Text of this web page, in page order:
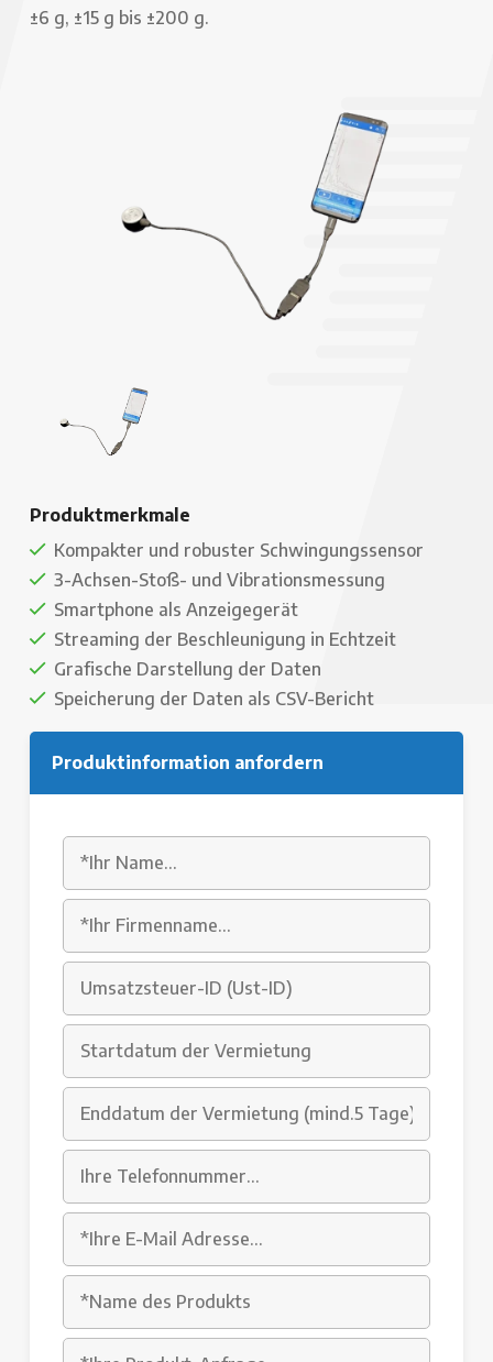
±6 g, ±15 g bis ±200 g.
Produktmerkmale
Kompakter und robuster Schwingungssensor
3-Achsen-Stoß- und Vibrationsmessung
Smartphone als Anzeigegerät
Streaming der Beschleunigung in Echtzeit
Grafische Darstellung der Daten
Speicherung der Daten als CSV-Bericht
Produktinformation anfordern